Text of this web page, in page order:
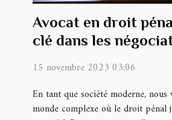
Avocat en droit
clé dans les
15 novembre 2023 03:06
En tant que société moderne, nous
monde complexe où le droit pénal